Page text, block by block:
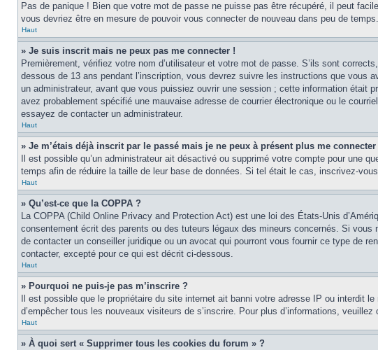
Pas de panique ! Bien que votre mot de passe ne puisse pas être récupéré, il peut
vous devriez être en mesure de pouvoir vous connecter de nouveau dans peu de temps.
Haut
» Je suis inscrit mais ne peux pas me connecter !
Premièrement, vérifiez votre nom d’utilisateur et votre mot de passe. S’ils sont
dessous de 13 ans pendant l’inscription, vous devrez suivre les instructions que
un administrateur, avant que vous puissiez ouvrir une session ; cette information
avez probablement spécifié une mauvaise adresse de courrier électronique ou le
essayez de contacter un administrateur.
Haut
» Je m’étais déjà inscrit par le passé mais je ne peux à présent plus me connecter
Il est possible qu’un administrateur ait désactivé ou supprimé votre compte pour une
temps afin de réduire la taille de leur base de données. Si tel était le cas, inscrivez-
Haut
» Qu’est-ce que la COPPA ?
La COPPA (Child Online Privacy and Protection Act) est une loi des États-Unis
consentement écrit des parents ou des tuteurs légaux des mineurs concernés. Si
de contacter un conseiller juridique ou un avocat qui pourront vous fournir ce type de
contacter, excepté pour ce qui est décrit ci-dessous.
Haut
» Pourquoi ne puis-je pas m’inscrire ?
Il est possible que le propriétaire du site internet ait banni votre adresse IP ou interdit
d’empêcher tous les nouveaux visiteurs de s’inscrire. Pour plus d’informations,
Haut
» À quoi sert « Supprimer tous les cookies du forum » ?